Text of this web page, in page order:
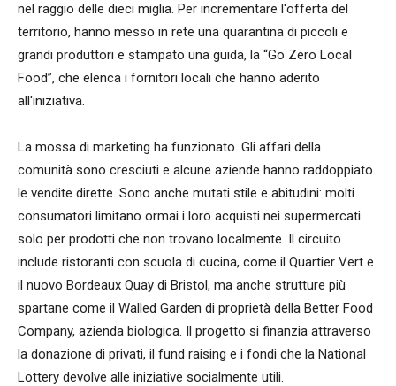
nel raggio delle dieci miglia. Per incrementare l'offerta del
territorio, hanno messo in rete una quarantina di piccoli e
grandi produttori e stampato una guida, la “Go Zero Local
Food”, che elenca i fornitori locali che hanno aderito
all'iniziativa.
La mossa di marketing ha funzionato. Gli affari della
comunità sono cresciuti e alcune aziende hanno raddoppiato
le vendite dirette. Sono anche mutati stile e abitudini: molti
consumatori limitano ormai i loro acquisti nei supermercati
solo per prodotti che non trovano localmente. Il circuito
include ristoranti con scuola di cucina, come il Quartier Vert e
il nuovo Bordeaux Quay di Bristol, ma anche strutture più
spartane come il Walled Garden di proprietà della Better Food
Company, azienda biologica. Il progetto si finanzia attraverso
la donazione di privati, il fund raising e i fondi che la National
Lottery devolve alle iniziative socialmente utili.